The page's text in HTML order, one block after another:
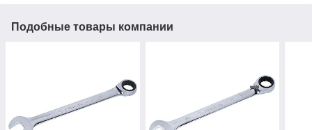
Подобные товары компании